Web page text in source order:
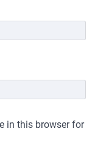
in this browser for